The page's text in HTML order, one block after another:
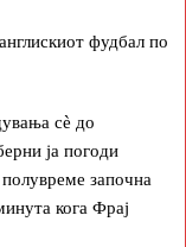
фудбал по
сè до
ја погоди
започна
кога Фрај